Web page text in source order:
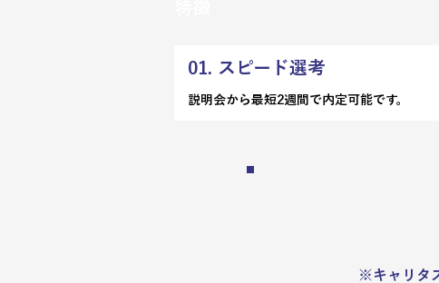
01. スピード選考
説明会から最短2週間で内定可能です。
※キャリタ